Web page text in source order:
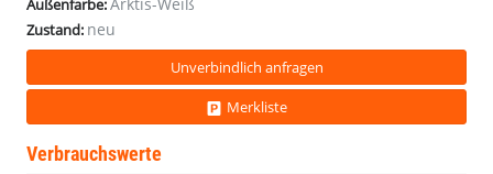
Außenfarbe:
Zustand: neu
Unverbindlich anfragen
Merkliste
Verbrauchswerte